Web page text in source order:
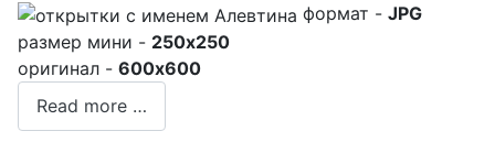
формат - JPG
размер мини - 250x250
оригинал - 600x600
Read more …